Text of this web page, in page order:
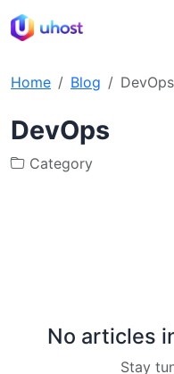
Home Blog DevOps
DevOps
Category
No articles
Stay